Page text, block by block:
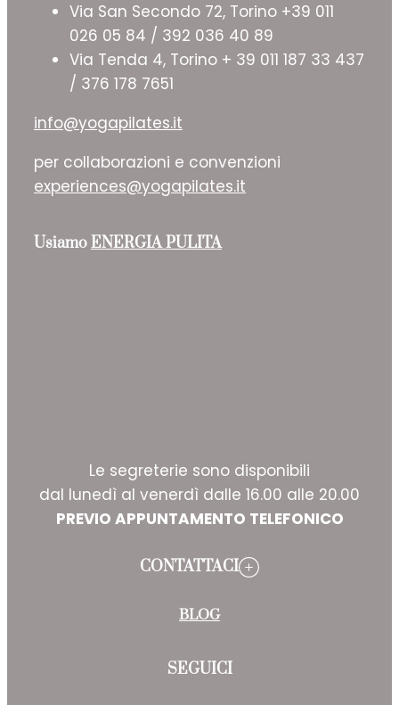
Via San Secondo 72, Torino +39 011
026 05 84 / 392 036 40 89
Via Tenda 4, Torino + 39 011 187 33 437
/ 376 178 7651
info@yogapilates.it
per collaborazioni e convenzioni
experiences@yogapilates.it
UsiamoENERGIA PULITA
Le segreterie sono disponibili
dal lunedì al venerdì dalle 16.00 alle 20.00
PREVIO APPUNTAMENTO TELEFONICO
CONTATTACI
BLOG
SEGUICI